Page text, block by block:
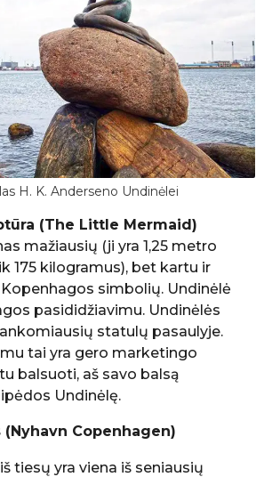
H. K. Anderseno Undinėlei
(The Little Mermaid)
mažiausių (ji yra 1,25 metro
175 kilogramus), bet kartu ir
simbolių. Undinėlė
pasididžiavimu. Undinėlės
statulų pasaulyje.
tai yra gero marketingo
balsuoti, aš savo balsą
Undinėlę.
(Nyhavn Copenhagen)
tiesų yra viena iš seniausių